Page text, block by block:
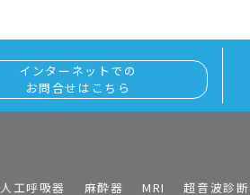
インターネットでの
お問合せはこちら
人工呼吸器 麻酔器 MRI 超音波診